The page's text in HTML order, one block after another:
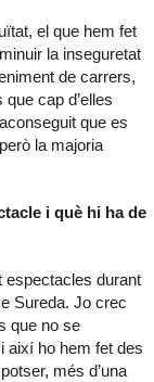
el que hem fet
la inseguretat
de carrers,
cap d’elles
que es
la majoria
i què hi ha de
espectacles durant
Sureda. Jo crec
que no se
així ho hem fet des
més d’una